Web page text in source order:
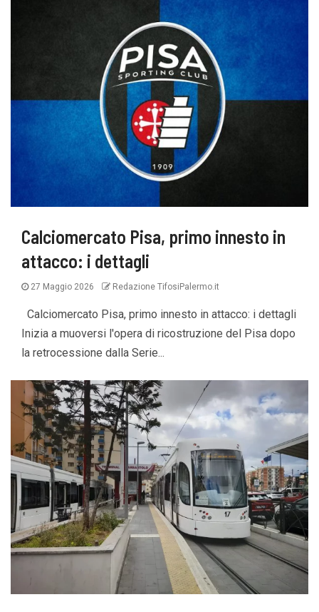
Calciomercato Pisa, primo innesto in
attacco: i dettagli
27 Maggio 2026 Redazione TifosiPalermo.it
Calciomercato Pisa, primo innesto in attacco: i dettagli
Inizia a muoversi l'opera di ricostruzione del Pisa dopo
la retrocessione dalla Serie...